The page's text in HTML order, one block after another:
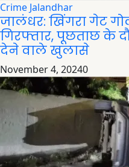
Crime Jalandhar
जालंधर: खिंगरा गेट
गिरफ्तार, पूछताछ के
देने वाले खुलासे
November 4, 20240